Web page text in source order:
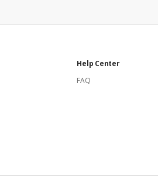
Help Center
FAQ